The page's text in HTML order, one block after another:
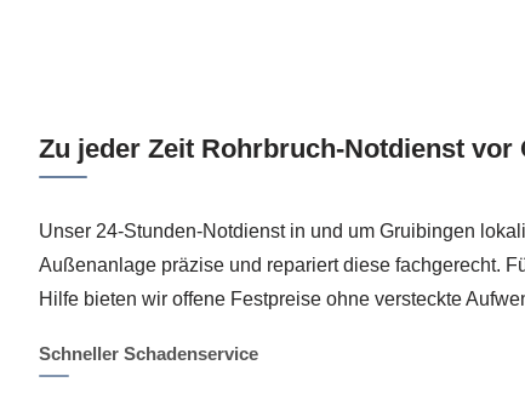
Zu jeder Zeit Rohrbruch-Notdienst vor
Unser 24-Stunden-Notdienst in und um Gruibingen
Außenanlage präzise und repariert diese fachgerecht.
Hilfe bieten wir offene Festpreise ohne versteckte
Schneller Schadenservice